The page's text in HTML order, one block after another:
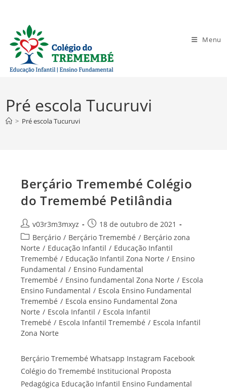
conteúdo
Menu
Pré escola Tucuruvi
> Pré escola Tucuruvi
Berçário Tremembé Colégio
do Tremembé Petilândia
Autor
do
post:
v03r3m3mxyz
Post
publicado:
18 de outubro de 2021
Categoria
do
post:
Berçário / Berçário Tremembé / Berçário zona
Norte / Educação Infantil / Educação Infantil
Tremembé / Educação Infantil Zona Norte / Ensino
Fundamental / Ensino Fundamental
Tremembé / Ensino fundamental Zona Norte / Escola
Ensino Fundamental / Escola Ensino Fundamental
Tremembé / Escola ensino Fundamental Zona
Norte / Escola Infantil / Escola Infantil
Tremebé / Escola Infantil Tremembé / Escola Infantil
Zona Norte
Berçário Tremembé Whatsapp Instagram Facebook
Colégio do Tremembé Institucional Proposta
Pedagógica Educação Infantil Ensino Fundamental